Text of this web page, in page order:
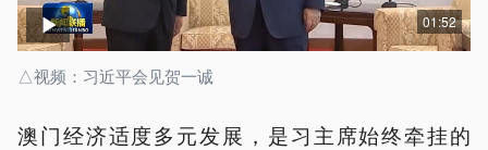
01:52
△视频：习近平会见贺一诚
澳门经济适度多元发展，是习主席始终牵挂的